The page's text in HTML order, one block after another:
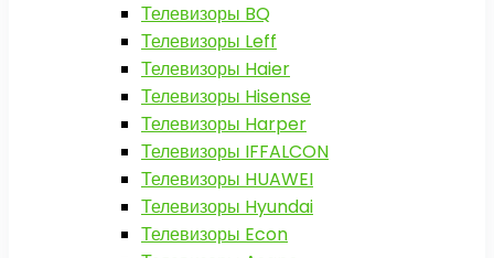
Телевизоры BQ
Телевизоры Leff
Телевизоры Haier
Телевизоры Hisense
Телевизоры Harper
Телевизоры IFFALCON
Телевизоры HUAWEI
Телевизоры Hyundai
Телевизоры Econ